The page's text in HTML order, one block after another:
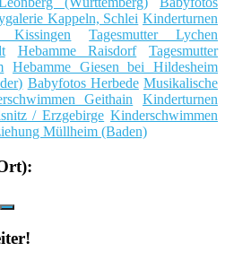
Kappeln, Schlei Kinderturnen
Tagesmutter Lychen
Hebamme Raisdorf
Tagesmutter
Hebamme Giesen bei Hildesheim
Babyfotos Herbede Musikalische
Geithain
Kinderturnen
/ Erzgebirge Kinderschwimmen
Müllheim (Baden)
Suchen